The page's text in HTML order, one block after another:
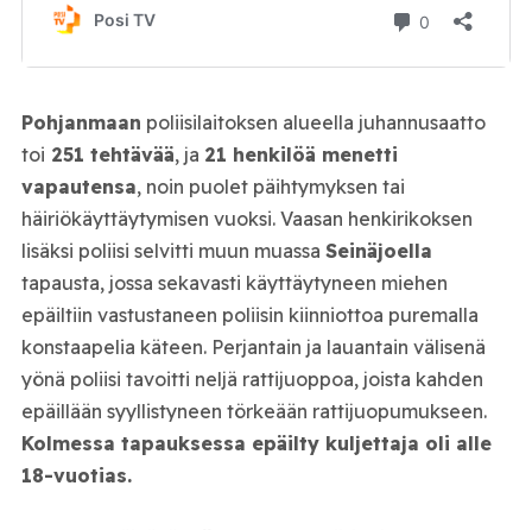
Pohjanmaan poliisilaitoksen alueella juhannusaatto
toi 251 tehtävää, ja 21 henkilöä menetti
vapautensa, noin puolet päihtymyksen tai
häiriökäyttäytymisen vuoksi. Vaasan henkirikoksen
lisäksi poliisi selvitti muun muassa Seinäjoella
tapausta, jossa sekavasti käyttäytyneen miehen
epäiltiin vastustaneen poliisin kiinniottoa puremalla
konstaapelia käteen. Perjantain ja lauantain välisenä
yönä poliisi tavoitti neljä rattijuoppoa, joista kahden
epäillään syyllistyneen törkeään rattijuopumukseen.
Kolmessa tapauksessa epäilty kuljettaja oli alle
18-vuotias.